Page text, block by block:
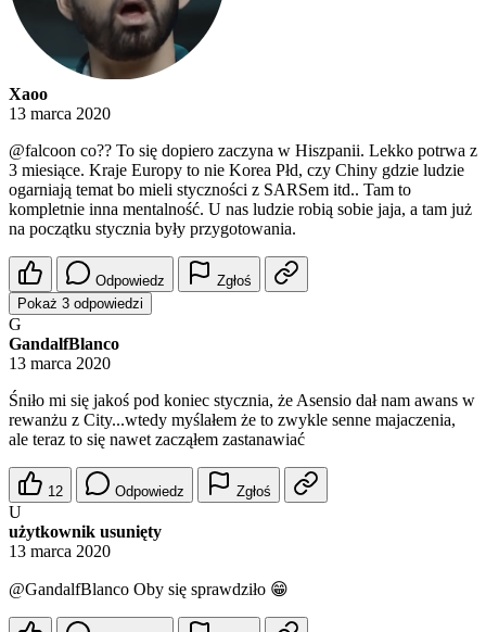
Xaoo
13 marca 2020
@falcoon co?? To się dopiero zaczyna w Hiszpanii. Lekko potrwa z
3 miesiące. Kraje Europy to nie Korea Płd, czy Chiny gdzie ludzie
ogarniają temat bo mieli styczności z SARSem itd.. Tam to
kompletnie inna mentalność. U nas ludzie robią sobie jaja, a tam już
na początku stycznia były przygotowania.
Odpowiedz
Zgłoś
Pokaż 3 odpowiedzi
G
GandalfBlanco
13 marca 2020
Śniło mi się jakoś pod koniec stycznia, że Asensio dał nam awans w
rewanżu z City...wtedy myślałem że to zwykle senne majaczenia,
ale teraz to się nawet zacząłem zastanawiać
12 Odpowiedz Zgłoś
U
użytkownik usunięty
13 marca 2020
@GandalfBlanco Oby się sprawdziło 😁